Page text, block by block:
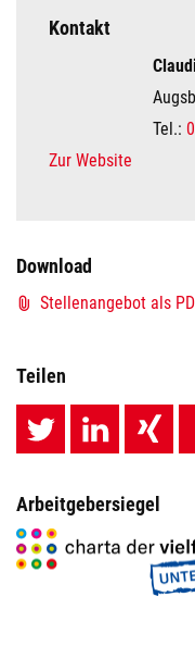
Kontakt
Tel.:
Zur Website
Download
Stellenangebot als
Teilen
Arbeitgebersiegel